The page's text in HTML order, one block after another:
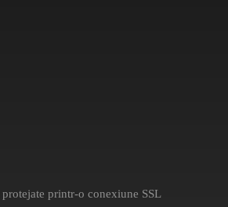
printr-o conexiune SSL